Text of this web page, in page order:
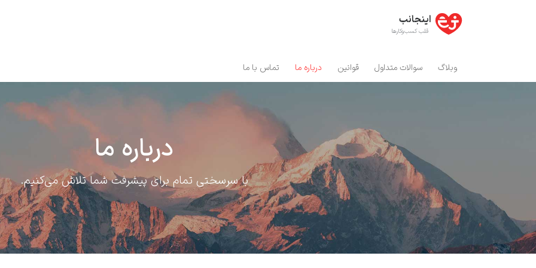
اینجانب
قلب کسب‌و‌کارها
وبلاگ سوالات متداول قوانین درباره ما تماس با ما
درباره ما
.با سرسختی تمام برای پیشرفت شما تلاش می‌کنیم